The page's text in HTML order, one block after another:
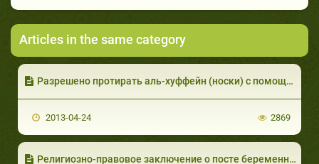
Articles in the same category
Разрешено протирать аль-хуффейн (носки) с помощью ткани, или человеку может протереть их другой
2013-04-24 2869
Религиозно-правовое заключение о посте беременной, которой пост наносит вред